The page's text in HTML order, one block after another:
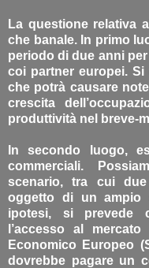
La questione relativa
che banale. In primo
periodo di due anni
coi partner europei.
che potrà causare
crescita
produttività nel breve-
In secondo luogo,
commerciali.
scenario, tra cui
oggetto di un ampio
ipotesi, si prevede
l’accesso al
Economico Europeo
dovrebbe pagare un